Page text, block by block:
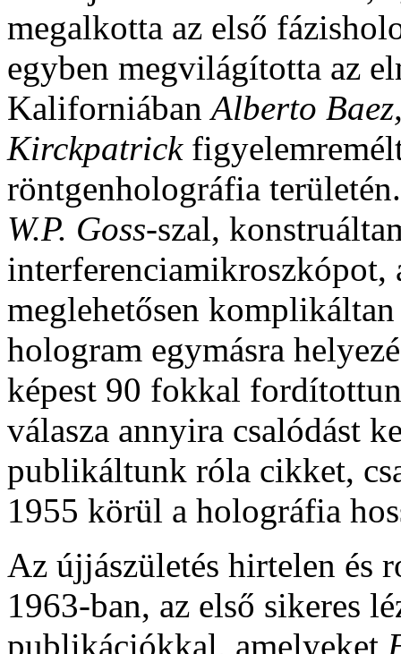
megalkotta az első
egyben megvilágította az
KaliforniábanAlberto
Kirckpatrick
röntgenholográfia
W.P. Goss-szal,
interferenciamikroszkópot,
meglehetősen
hologram egymásra
képest 90 fokkal
válasza annyira csalódást
publikáltunk róla cikket,
1955 körül a holográfia
Az újjászületés hirtelen és
1963-ban, az első sikeres
publikációkkal, amelyeket